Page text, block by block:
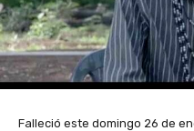
Falleció este domingo 26 de